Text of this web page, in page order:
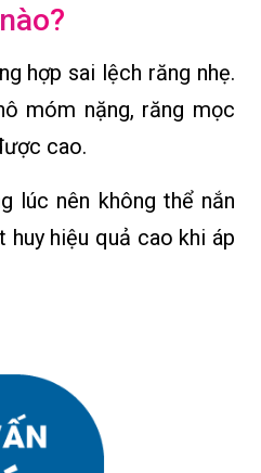
hợp sai lệch răng nhẹ.
móm nặng, răng mọc
cao.
lúc nên không thể nắn
huy hiệu quả cao khi áp